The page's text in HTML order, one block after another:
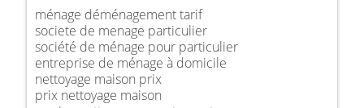
ménage déménagement tarif
societe de menage particulier
société de ménage pour particulier
entreprise de ménage à domicile
nettoyage maison prix
prix nettoyage maison